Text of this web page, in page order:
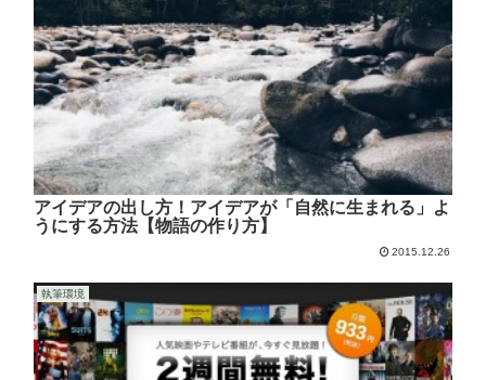
アイデアの出し方！アイデアが「自然に生まれる」よ
うにする方法【物語の作り方】
2015.12.26
執筆環境